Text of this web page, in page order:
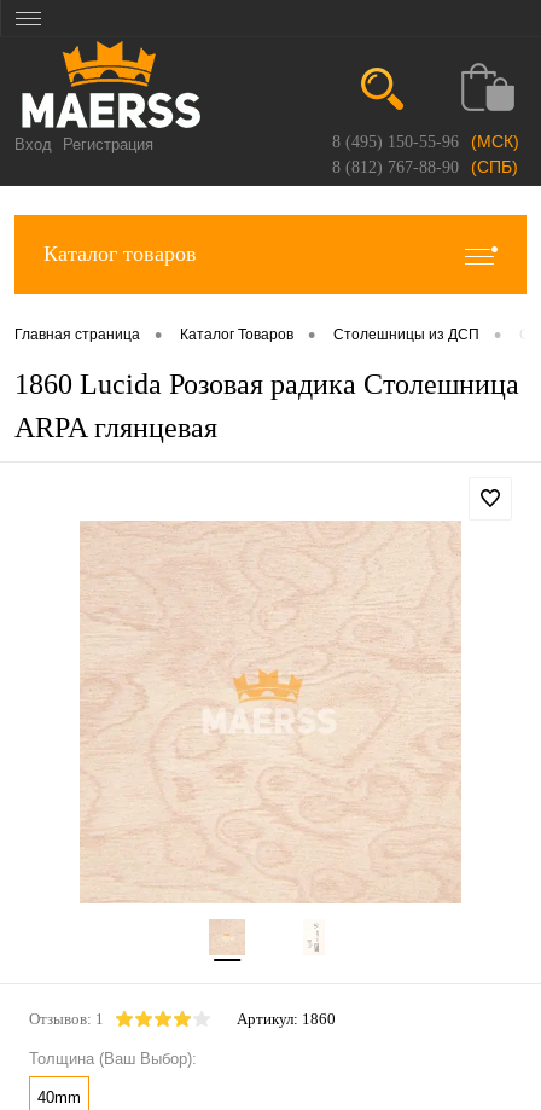
Вход Регистрация 8 (495) 150-55-96 (МСК)
8 (812) 767-88-90 (СПБ)
Каталог товаров
Главная страница • Каталог Товаров • Столешницы из ДСП •
1860 Lucida Розовая радика Столешница
ARPA глянцевая
Отзывов: 1 Артикул: 1860
Толщина (Ваш Выбор):
40mm